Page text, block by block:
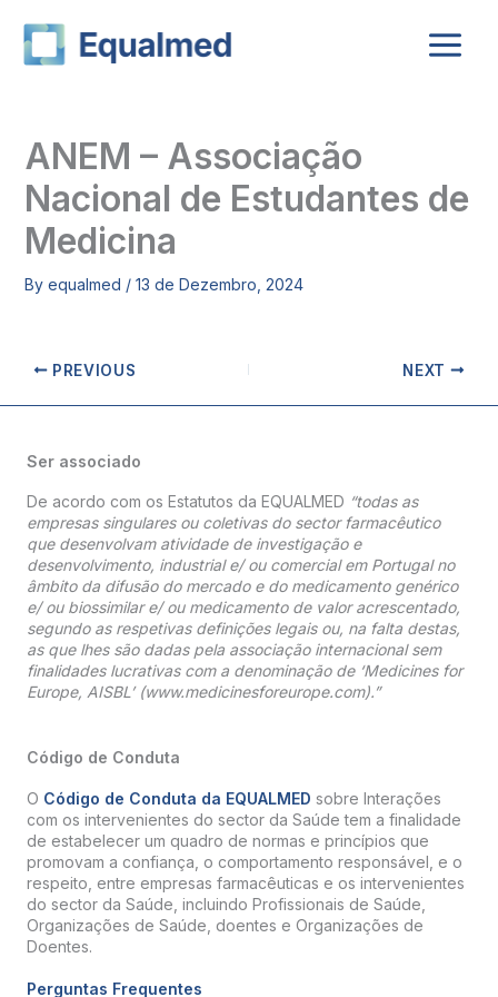
content
ANEM – Associação
Nacional de Estudantes de
Medicina
By equalmed / 13 de Dezembro, 2024
PREVIOUS NEXT
Ser associado
De acordo com os Estatutos da EQUALMED “todas as
empresas singulares ou coletivas do sector farmacêutico
que desenvolvam atividade de investigação e
desenvolvimento, industrial e/ ou comercial em Portugal no
âmbito da difusão do mercado e do medicamento genérico
e/ ou biossimilar e/ ou medicamento de valor acrescentado,
segundo as respetivas definições legais ou, na falta destas,
as que lhes são dadas pela associação internacional sem
finalidades lucrativas com a denominação de ‘Medicines for
Europe, AISBL’ (www.medicinesforeurope.com).”
Código de Conduta
O Código de Conduta da EQUALMED sobre Interações
com os intervenientes do sector da Saúde tem a finalidade
de estabelecer um quadro de normas e princípios que
promovam a confiança, o comportamento responsável, e o
respeito, entre empresas farmacêuticas e os intervenientes
do sector da Saúde, incluindo Profissionais de Saúde,
Organizações de Saúde, doentes e Organizações de
Doentes.
Perguntas Frequentes